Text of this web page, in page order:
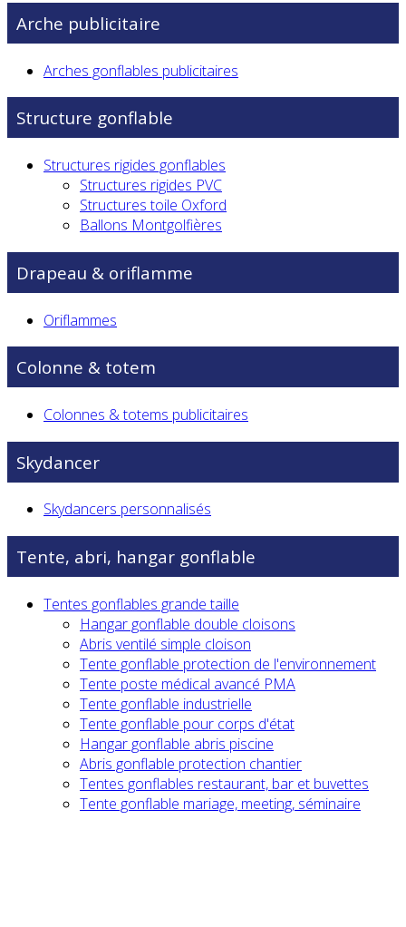
Arche publicitaire
Arches gonflables publicitaires
Structure gonflable
Structures rigides gonflables
Structures rigides PVC
Structures toile Oxford
Ballons Montgolfières
Drapeau & oriflamme
Oriflammes
Colonne & totem
Colonnes & totems publicitaires
Skydancer
Skydancers personnalisés
Tente, abri, hangar gonflable
Tentes gonflables grande taille
Hangar gonflable double cloisons
Abris ventilé simple cloison
Tente gonflable protection de l'environnement
Tente poste médical avancé PMA
Tente gonflable industrielle
Tente gonflable pour corps d'état
Hangar gonflable abris piscine
Abris gonflable protection chantier
Tentes gonflables restaurant, bar et buvettes
Tente gonflable mariage, meeting, séminaire